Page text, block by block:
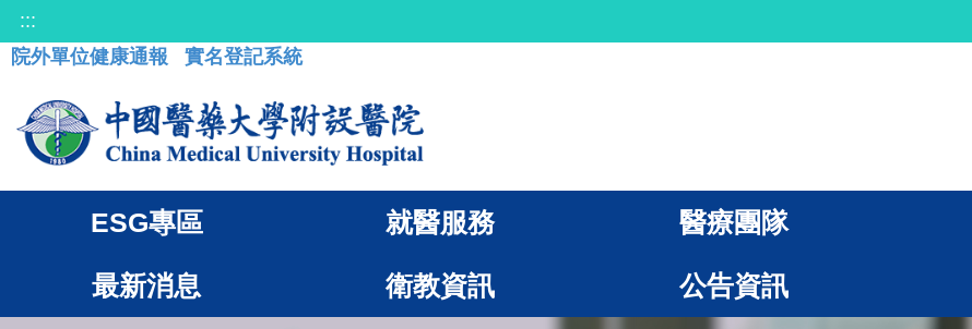
:::
院外單位健康通報
實名登記系統
ESG專區 就醫服務 醫療團隊
最新消息 衛教資訊 公告資訊